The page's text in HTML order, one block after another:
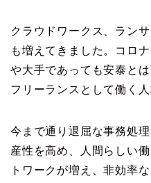
クラウドワークス、ラン
も増えてきました。コロ
や大手であっても安泰と
フリーランスとして働く
今まで通り退屈な事務処
産性を高め、人間らしい
トワークが増え、非効率